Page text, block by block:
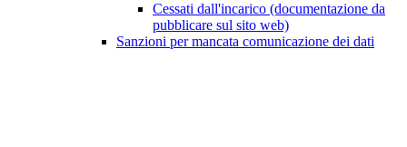
Cessati dall'incarico (documentazione da
pubblicare sul sito web)
Sanzioni per mancata comunicazione dei dati